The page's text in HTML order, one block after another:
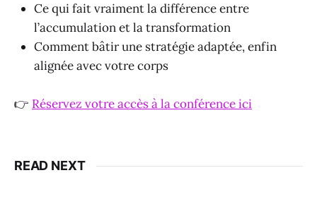
Ce qui fait vraiment la différence entre
l’accumulation et la transformation
Comment bâtir une stratégie adaptée, enfin
alignée avec votre corps
👉 Réservez votre accès à la conférence ici
READ NEXT